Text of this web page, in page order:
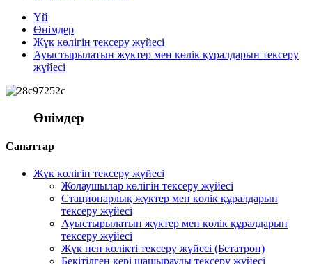
Үй
Өнімдер
Жүк көлігін тексеру жүйесі
Ауыстырылатын жүктер мен көлік құралдарын тексеру
жүйесі
Өнімдер
Санаттар
Жүк көлігін тексеру жүйесі
Жолаушылар көлігін тексеру жүйесі
Стационарлық жүктер мен көлік құралдарын
тексеру жүйесі
Ауыстырылатын жүктер мен көлік құралдарын
тексеру жүйесі
Жүк пен көлікті тексеру жүйесі (Бетатрон)
Бекітілген кері шашырауды тексеру жүйесі